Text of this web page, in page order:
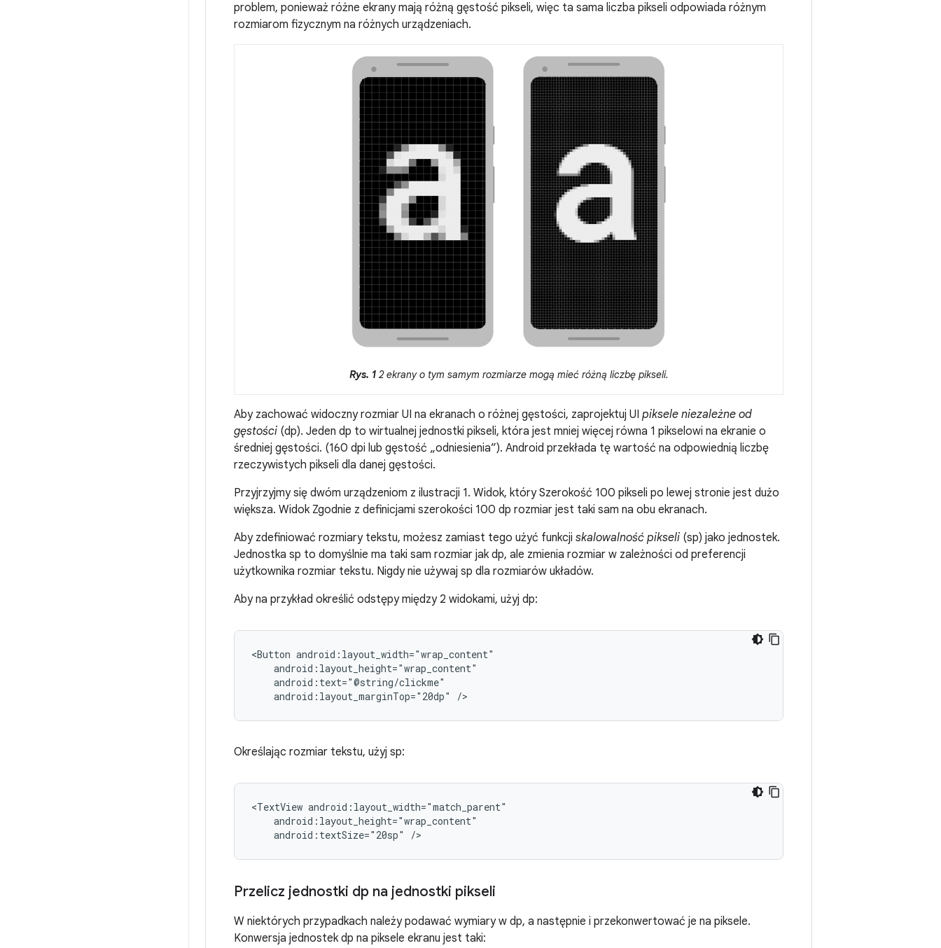
problem, ponieważ różne ekrany mają różną gęstość pikseli, więc ta sama liczba pikseli odpowiada różnym
rozmiarom fizycznym na różnych urządzeniach.
Rys. 12 ekrany o tym samym rozmiarze mogą mieć różną liczbę pikseli.
Aby zachować widoczny rozmiar UI na ekranach o różnej gęstości, zaprojektuj UI piksele niezależne od
gęstości (dp). Jeden dp to wirtualnej jednostki pikseli, która jest mniej więcej równa 1 pikselowi na ekranie o
średniej gęstości. (160 dpi lub gęstość „odniesienia”). Android przekłada tę wartość na odpowiednią liczbę
rzeczywistych pikseli dla danej gęstości.
Przyjrzyjmy się dwóm urządzeniom z ilustracji 1. Widok, który Szerokość 100 pikseli po lewej stronie jest dużo
większa. Widok Zgodnie z definicjami szerokości 100 dp rozmiar jest taki sam na obu ekranach.
Aby zdefiniować rozmiary tekstu, możesz zamiast tego użyć funkcji skalowalność pikseli (sp) jako jednostek.
Jednostka sp to domyślnie ma taki sam rozmiar jak dp, ale zmienia rozmiar w zależności od preferencji
użytkownika rozmiar tekstu. Nigdy nie używaj sp dla rozmiarów układów.
Aby na przykład określić odstępy między 2 widokami, użyj dp:
<Button
android:layout_marginTop="20dp"
/>
Określając rozmiar tekstu, użyj sp:
<TextView
android:textSize="20sp"
/>
Przelicz jednostki dp na jednostki pikseli
W niektórych przypadkach należy podawać wymiary w dp, a następnie i przekonwertować je na piksele.
Konwersja jednostek dp na piksele ekranu jest taki: